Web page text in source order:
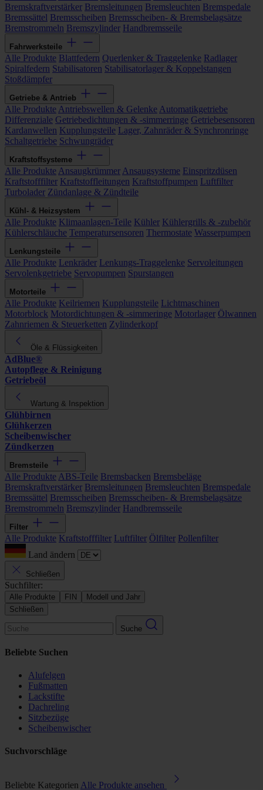
Bremskraftverstärker Bremsleitungen Bremsleuchten Bremspedale
Bremssättel Bremsscheiben Bremsscheiben- & Bremsbelagsätze
Bremstrommeln Bremszylinder Handbremsseile
Fahrwerksteile
Alle Produkte Blattfedern Querlenker & Traggelenke Radlager
Spiralfedern Stabilisatoren Stabilisatorlager & Koppelstangen
Stoßdämpfer
Getriebe & Antrieb
Alle Produkte Antriebswellen & Gelenke Automatikgetriebe
Differenziale Getriebedichtungen & -simmerringe Getriebesensoren
Kardanwellen Kupplungsteile Lager, Zahnräder & Synchronringe
Schaltgetriebe Schwungräder
Kraftstoffsysteme
Alle Produkte Ansaugkrümmer Ansaugsysteme Einspritzdüsen
Kraftstofffilter Kraftstoffleitungen Kraftstoffpumpen Luftfilter
Turbolader Zündanlage & Zündteile
Kühl- & Heizsystem
Alle Produkte Klimaanlagen-Teile Kühler Kühlergrills & -zubehör
Kühlerschläuche Temperatursensoren Thermostate Wasserpumpen
Lenkungsteile
Alle Produkte Lenkräder Lenkungs-Traggelenke Servoleitungen
Servolenkgetriebe Servopumpen Spurstangen
Motorteile
Alle Produkte Keilriemen Kupplungsteile Lichtmaschinen
Motorblock Motordichtungen & -simmeringe Motorlager Ölwannen
Zahnriemen & Steuerketten Zylinderkopf
Öle & Flüssigkeiten
AdBlue®
Autopflege & Reinigung
Getriebeöl
Wartung & Inspektion
Glühbirnen
Glühkerzen
Scheibenwischer
Zündkerzen
Bremsteile
Alle Produkte ABS-Teile Bremsbacken Bremsbeläge
Bremskraftverstärker Bremsleitungen Bremsleuchten Bremspedale
Bremssättel Bremsscheiben Bremsscheiben- & Bremsbelagsätze
Bremstrommeln Bremszylinder Handbremsseile
Filter
Alle Produkte Kraftstofffilter Luftfilter Ölfilter Pollenfilter
Land ändern
Schließen
Suchfilter:
Alle Produkte FIN
Modell und Jahr
Schließen
Suche
Beliebte Suchen
Alufelgen
Fußmatten
Lackstifte
Dachreling
Sitzbezüge
Scheibenwischer
Suchvorschläge
Beliebte Kategorien Alle Produkte ansehen